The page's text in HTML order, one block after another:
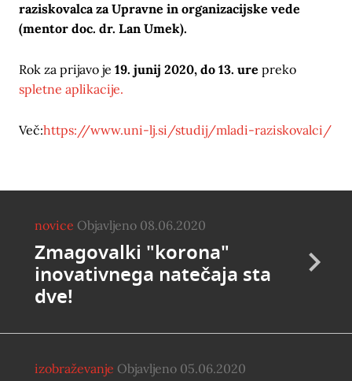
raziskovalca za Upravne in organizacijske vede
(mentor doc. dr. Lan Umek).
Rok za prijavo je 19. junij 2020, do 13. ure preko
spletne aplikacije.
Več:https://www.uni-lj.si/studij/mladi-raziskovalci/
novice Objavljeno 08.06.2020
Zmagovalki "korona"
inovativnega natečaja sta
dve!
izobraževanje Objavljeno 05.06.2020